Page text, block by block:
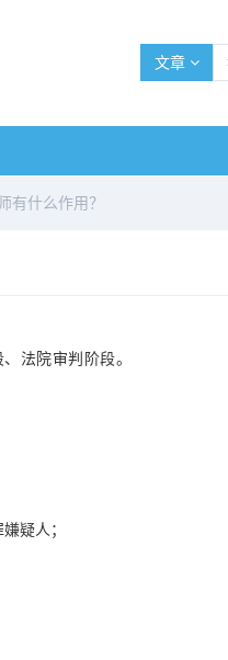
文章
有什么作用？
法院审判阶段。
疑人；